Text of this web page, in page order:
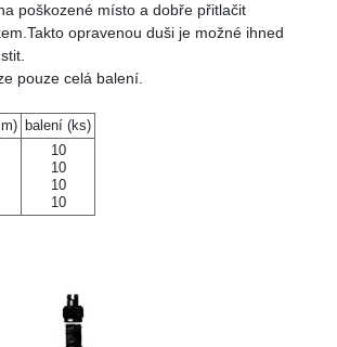
poškozené místo a dobře přitlačit
opravenou duši je možné ihned
pouze celá balení.
balení (ks)
10
10
10
10